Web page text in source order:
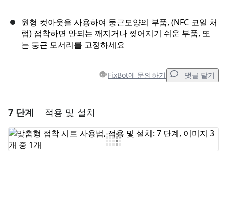
원형 컷아웃을 사용하여 둥근모양의 부품, (NFC 코일 처
럼) 접착하면 안되는 깨지거나 찢어지기 쉬운 부품, 또
는 둥근 모서리를 고정하세요
FixBot에 문의하기 댓글 달기
댓글 쓰기
7 단계 적용 및 설치